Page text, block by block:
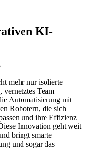
KI-
mehr nur isolierte
vernetztes Team
Automatisierung mit
Robotern, die sich
und ihre Effizienz
Innovation geht weit
bringt smarte
und sogar das